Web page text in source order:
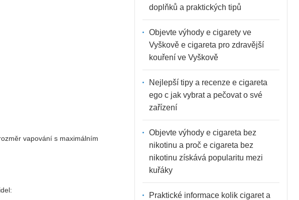
vapování s maximálním
doplňků a praktických tipů
Objevte výhody e cigarety ve
Vyškově e cigareta pro zdravější
kouření ve Vyškově
Nejlepší tipy a recenze e cigareta
ego c jak vybrat a pečovat o své
zařízení
Objevte výhody e cigareta bez
nikotinu a proč e cigareta bez
nikotinu získává popularitu mezi
kuřáky
Praktické informace kolik cigaret a